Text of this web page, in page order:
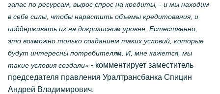
запас по ресурсам, вырос спрос на кредиты, - и мы находим
в себе силы, чтобы нарастить объемы кредитования, и
поддерживать их на докризисном уровне. Естественно,
это возможно только созданием таких условий, которые
будут интересны потребителям. И, мне кажется, мы
такие условия создали» - комментирует заместитель
председателя правления Уралтрансбанка Спицин
Андрей Владимирович.